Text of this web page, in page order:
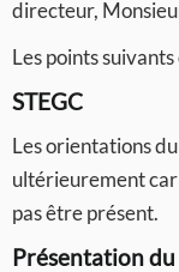
directeur,
Les points
STEGC
Les orientations
ultérieurement
pas être présent.
Présentation du